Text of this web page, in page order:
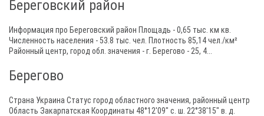
Береговский район
Информация про Береговский район Площадь - 0,65 тыс. км кв.
Численность населения - 53.8 тыс. чел. Плотность 85,14 чел./км²
Районный центр, город обл. значения - г. Берегово - 25, 4...
Берегово
Страна Украина Статус город областного значения, районный центр
Область Закарпатская Координаты 48°12′09″ с. ш. 22°38′15″ в. д.